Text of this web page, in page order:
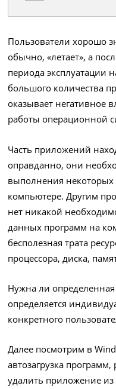
Пользователи хорошо
обычно, «летает», а
периода эксплуатации
большого количества
оказывает негативное
работы операционной
Часть приложений
оправданно, они
выполнения
компьютере. Другим
нет никакой
данных программ на
бесполезная трата
процессора, диска,
Нужна ли определенная
определяется
конкретного
Далее посмотрим в
автозагрузка
удалить приложение из